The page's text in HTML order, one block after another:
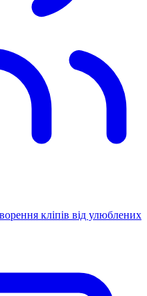
кліпів від улюблених